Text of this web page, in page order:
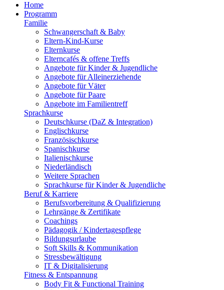
Home
Programm
Familie
Schwangerschaft & Baby
Eltern-Kind-Kurse
Elternkurse
Elterncafés & offene Treffs
Angebote für Kinder & Jugendliche
Angebote für Alleinerziehende
Angebote für Väter
Angebote für Paare
Angebote im Familientreff
Sprachkurse
Deutschkurse (DaZ & Integration)
Englischkurse
Französischkurse
Spanischkurse
Italienischkurse
Niederländisch
Weitere Sprachen
Sprachkurse für Kinder & Jugendliche
Beruf & Karriere
Berufsvorbereitung & Qualifizierung
Lehrgänge & Zertifikate
Coachings
Pädagogik / Kindertagespflege
Bildungsurlaube
Soft Skills & Kommunikation
Stressbewältigung
IT & Digitalisierung
Fitness & Entspannung
Body Fit & Functional Training